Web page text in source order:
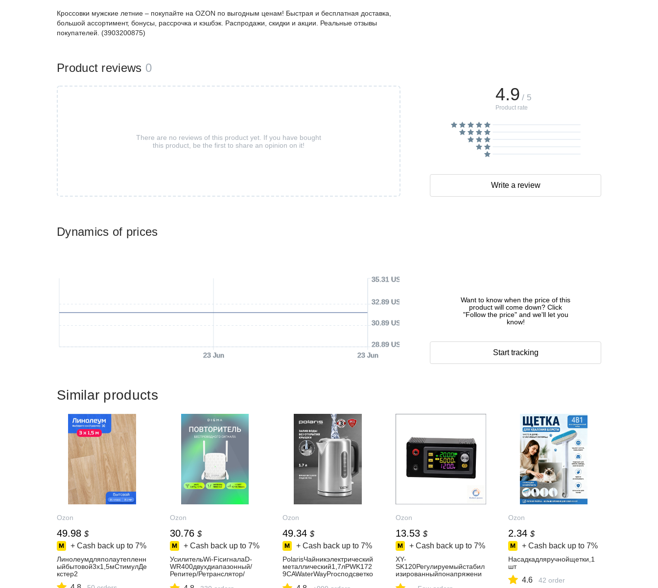
Dynamics of prices
23 Jun 23 Jun
28.89 USD
30.89 USD
32.89 USD
35.31 USD
Want to know when the price of this
product will come down? Click
"Follow the price" and we'll let you
know!
Start tracking
Кроссовки мужские летние – покупайте на OZON по выгодным ценам! Быстрая и бесплатная доставка,
большой ассортимент, бонусы, рассрочка и кэшбэк. Распродажи, скидки и акции. Реальные отзывы
покупателей. (3903200875)
Product reviews 0
There are no reviews of this product yet. If you have bought
this product, be the first to share an opinion on it!
4.9 / 5
Product rate
Write a review
Similar products
Ozon
49.98 $
+ Cash back up to 7%
Линолеумдляполаутепленн
ыйбытовой3х1,5мСтимулДе
кстер2
Ozon
30.76 $
+ Cash back up to 7%
УсилительWi-FiсигналаD-
WR400двухдиапазонный/
Репитер/Ретранслятор/
Ozon
49.34 $
+ Cash back up to 7%
PolarisЧайникэлектрический
металлический1,7лPWK172
9CAWaterWayProсподсветко
Ozon
13.53 $
+ Cash back up to 7%
XY-
SK120Регулируемыйстабил
изированныйпонапряжени
Ozon
2.34 $
+ Cash back up to 7%
Насадкадляручнойщетки,1
шт
4.6 42 order